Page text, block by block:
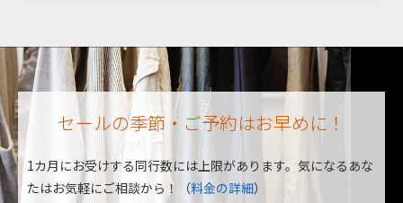
セールの季節・ご予約はお早めに！
1カ月にお受けする同行数には上限があります。 気になるあな
たはお気軽にご相談から！（料金の詳細）